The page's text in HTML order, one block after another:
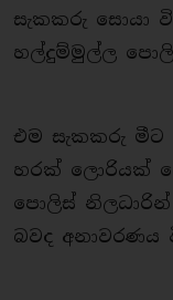
සැකකරු සොයා
හල්දුම්මුල්ල
එම සැකකරු මීට
හරක් ලොරියක්
පොලිස්
බවද